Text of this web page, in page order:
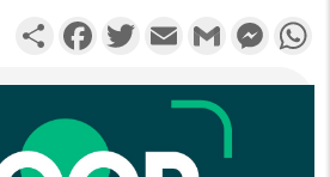
PartagerFacebookTwitterEmail Gmail